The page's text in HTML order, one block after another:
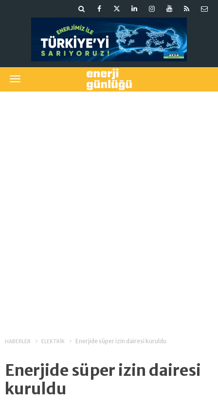
HABERLER ELEKTRİK Enerjide süper izin dairesi kuruldu
Enerjide süper izin dairesi
kuruldu